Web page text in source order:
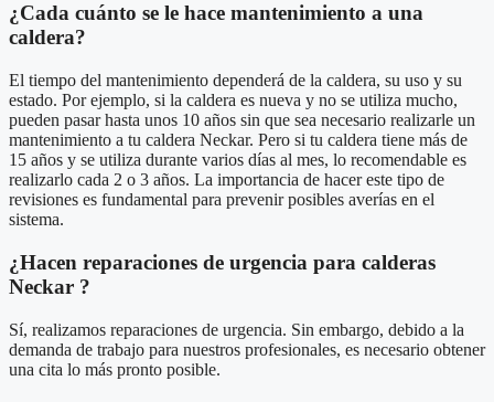
¿Cada cuánto se le hace mantenimiento a una
caldera?
El tiempo del mantenimiento dependerá de la caldera, su uso y su
estado. Por ejemplo, si la caldera es nueva y no se utiliza mucho,
pueden pasar hasta unos 10 años sin que sea necesario realizarle un
mantenimiento a tu caldera Neckar. Pero si tu caldera tiene más de
15 años y se utiliza durante varios días al mes, lo recomendable es
realizarlo cada 2 o 3 años. La importancia de hacer este tipo de
revisiones es fundamental para prevenir posibles averías en el
sistema.
¿Hacen reparaciones de urgencia para calderas
Neckar ?
Sí, realizamos reparaciones de urgencia. Sin embargo, debido a la
demanda de trabajo para nuestros profesionales, es necesario obtener
una cita lo más pronto posible.